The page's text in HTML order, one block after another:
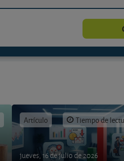
Artículo Tiempo de
jueves, 16 de julio de 2026